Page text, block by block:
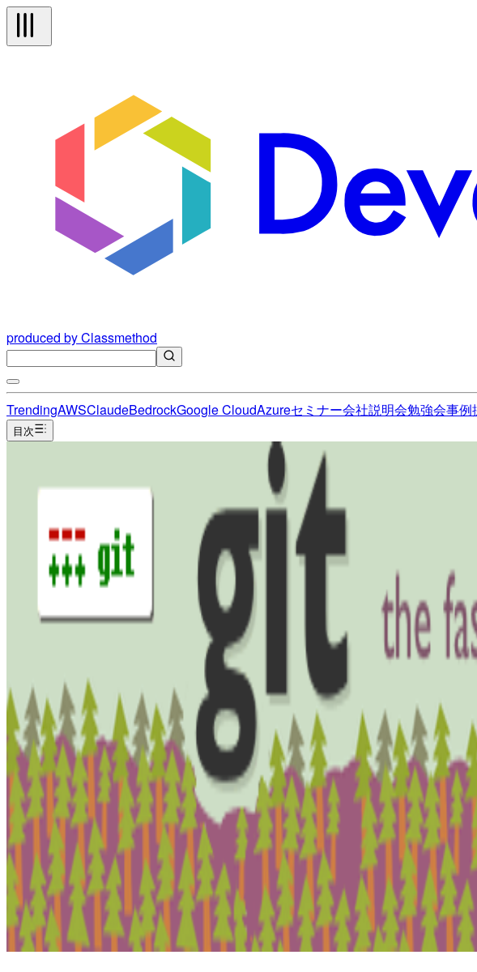
produced by Classmethod
TrendingAWSClaudeBedrockGoogle CloudAzureセミナー会社説明会勉強会事例
目次